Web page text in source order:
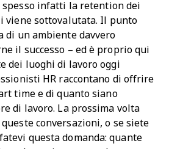
infatti la retention dei
viene sottovalutata. Il punto
di un ambiente davvero
il successo – ed è proprio qui
dei luoghi di lavoro oggi
HR raccontano di offrire
time e di quanto siano
di lavoro. La prossima volta
conversazioni, o se siete
questa domanda: quante